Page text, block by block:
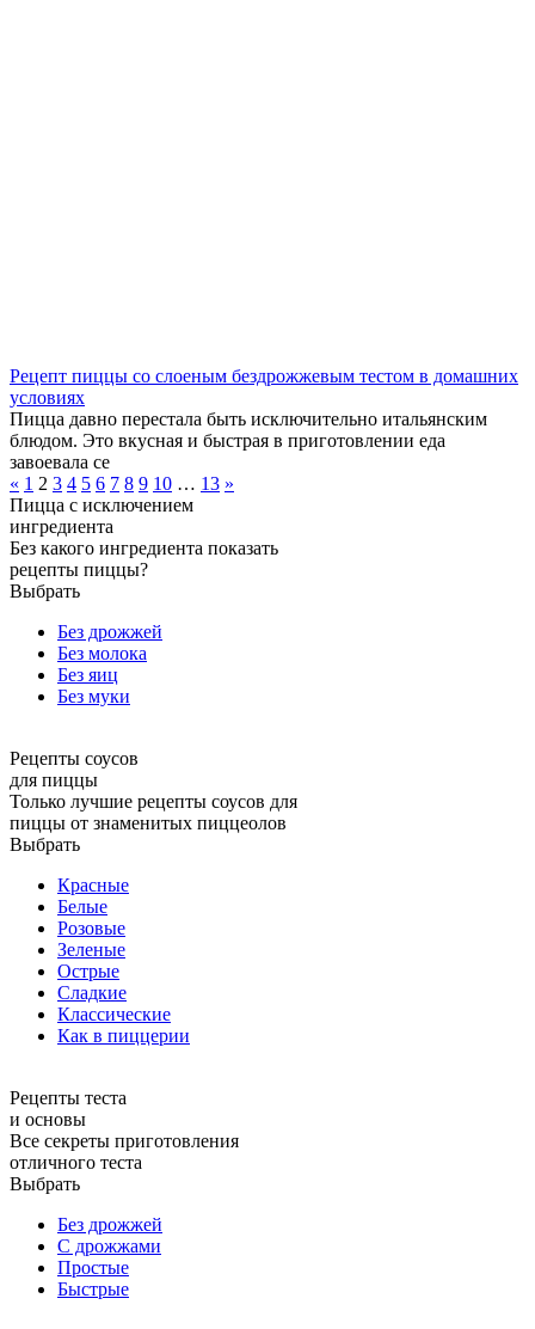
Рецепт пиццы со слоеным бездрожжевым тестом в домашних
условиях
Пицца давно перестала быть исключительно итальянским
блюдом. Это вкусная и быстрая в приготовлении еда
завоевала се
« 1 2 3 4 5 6 7 8 9 10 … 13 »
Пицца с исключением
ингредиента
Без какого ингредиента показать
рецепты пиццы?
Выбрать
Без дрожжей
Без молока
Без яиц
Без муки
Рецепты соусов
для пиццы
Только лучшие рецепты соусов для
пиццы от знаменитых пиццеолов
Выбрать
Красные
Белые
Розовые
Зеленые
Острые
Сладкие
Классические
Как в пиццерии
Рецепты теста
и основы
Все секреты приготовления
отличного теста
Выбрать
Без дрожжей
С дрожжами
Простые
Быстрые